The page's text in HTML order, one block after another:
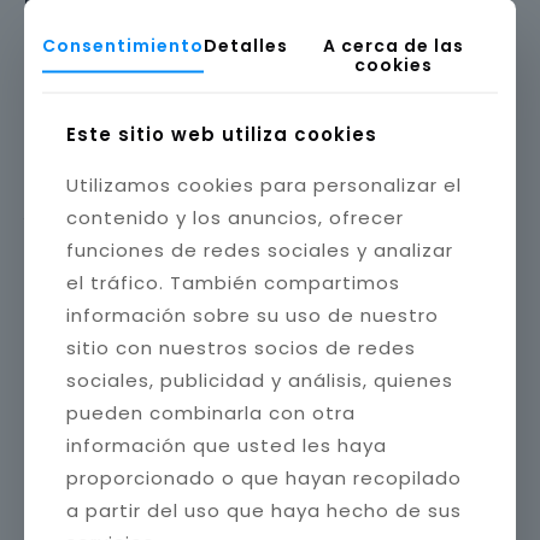
Los platos de ducha de piedra natural son sinónimo
de exclusividad y elegancia, aportando un estilo
Su resistencia es excepcional, convirtiéndolos en una
para quienes buscan una reforma de baño de alto
nivel. Sin embargo, requieren un mantenimiento más
frecuente para conservar su apariencia y evitar la
acumulación de humedad.
A pesar de ello, su estética natural y su durabilidad
hacen que sean una excelente elección para quienes
atemporal.
Cada tipo de plato de ducha ofrece características
diferentes que se adaptan a distintos estilos y
necesidades. Elegir el adecuado garantizará una
reforma funcional y estética, mejorando la
comodidad y seguridad de tu baño.
Contáctanos y descubre cómo transformar tu baño
ConsentimientoDetalles
A cerca de las
cookies
Este sitio web utiliza cookies
Utilizamos cookies para personalizar el
contenido y los anuncios, ofrecer
funciones de redes sociales y analizar
el tráfico. También compartimos
información sobre su uso de nuestro
sitio con nuestros socios de redes
sociales, publicidad y análisis, quienes
pueden combinarla con otra
información que usted les haya
proporcionado o que hayan recopilado
a partir del uso que haya hecho de sus